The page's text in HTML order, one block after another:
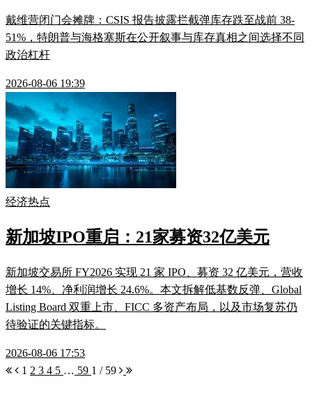
戴维营闭门会摊牌：CSIS 报告披露拦截弹库存跌至战前 38-
51%，特朗普与海格塞斯在公开叙事与库存真相之间选择不同
政治杠杆
2026-08-06 19:39
经济热点
新加坡IPO重启：21家募资32亿美元
新加坡交易所 FY2026 实现 21 家 IPO、募资 32 亿美元，营收
增长 14%、净利润增长 24.6%。本文拆解低基数反弹、Global
Listing Board 双重上市、FICC 多资产布局，以及市场复苏仍
待验证的关键指标。
2026-08-06 17:53
1 2 3 4 5 … 59 1 / 59